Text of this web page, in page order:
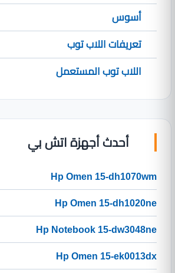
أسوس
تعريفات اللاب توب
اللاب توب المستعمل
أحدث أجهزة اتش بي
Hp Omen 15-dh1070wm
Hp Omen 15-dh1020ne
Hp Notebook 15-dw3048ne
Hp Omen 15-ek0013dx